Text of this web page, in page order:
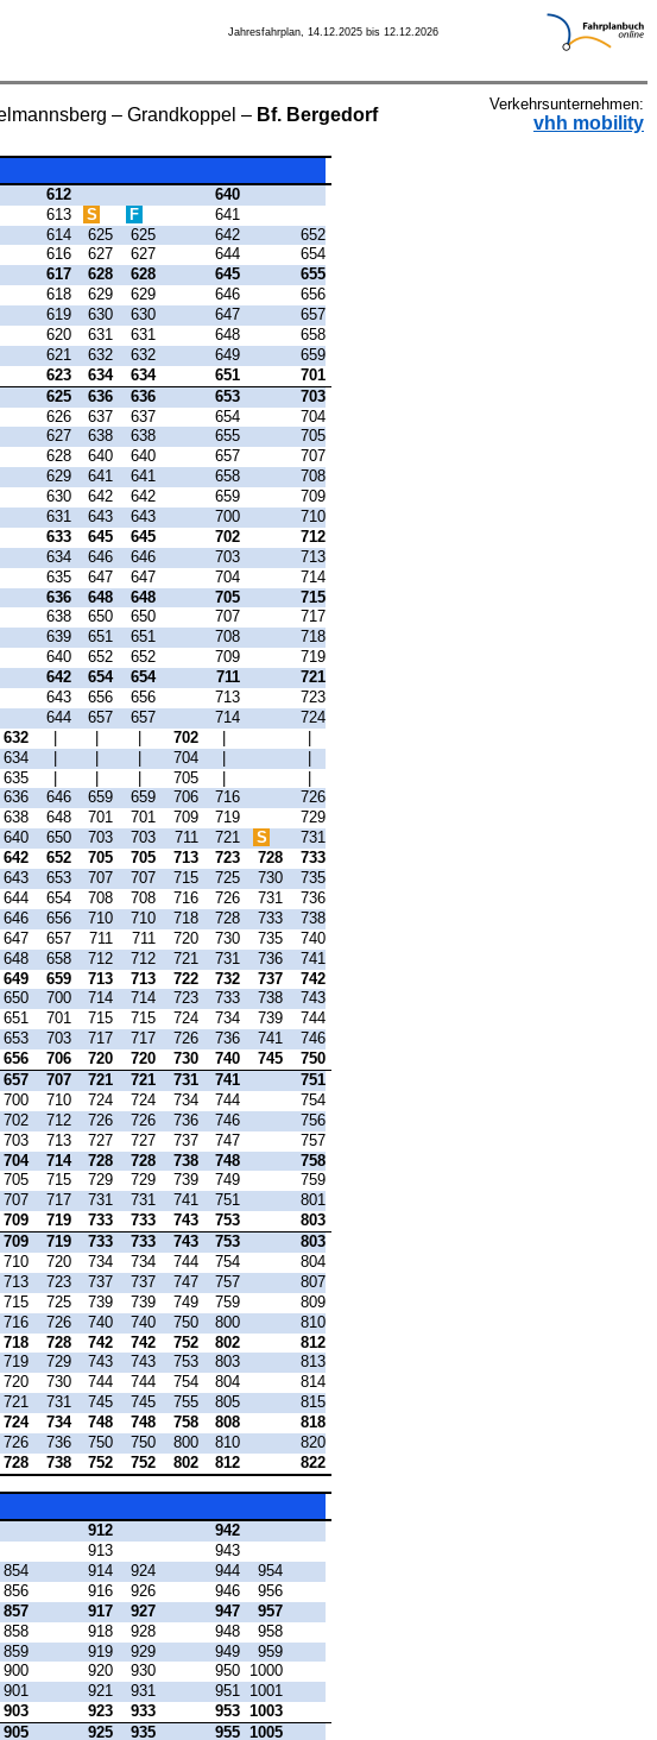
Jahresfahrplan, 14.12.2025 bis 12.12.2026
– Grandkoppel – Bf. Bergedorf
Verkehrsunternehmen:
vhh mobility
612
640
613 S F
641
614 625 625 642
652
616 627 627 644
654
617 628 628 645
655
618 629 629 646
656
619 630 630 647
657
620 631 631 648
658
621 632 632 649
659
623 634 634 651
701
625 636 636 653
703
626 637 637 654
704
627 638 638 655
705
628 640 640 657
707
629 641 641 658
708
630 642 642 659
709
631 643 643 700
710
633 645 645 702
712
634 646 646 703
713
635 647 647 704
714
636 648 648 705
715
638 650 650 707
717
639 651 651 708
718
640 652 652 709
719
642 654 654 711
721
643 656 656 713
723
644 657 657 714
724
632 702
634 | | | 704 |
|
635 | | | 705 |
|
636 646 659 659 706 716
726
638 648 701 701 709 719
729
640 650 703 703 711 721 S
731
642 652 705 705 713 723 728
733
643 653 707 707 715 725 730
735
644 654 708 708 716 726 731
736
646 656 710 710 718 728 733
738
647 657 711 711 720 730 735
740
648 658 712 712 721 731 736
741
649 659 713 713 722 732 737
742
650 700 714 714 723 733 738
743
651 701 715 715 724 734 739
744
653 703 717 717 726 736 741
746
656 706 720 720 730 740 745
750
657 707 721 721 731 741
751
700 710 724 724 734 744
754
702 712 726 726 736 746
756
703 713 727 727 737 747
757
704 714 728 728 738 748
758
705 715 729 729 739 749
759
707 717 731 731 741 751
801
709 719 733 733 743 753
803
709 719 733 733 743 753
803
710 720 734 734 744 754
804
713 723 737 737 747 757
807
715 725 739 739 749 759
809
716 726 740 740 750 800
810
718 728 742 742 752 802
812
719 729 743 743 753 803
813
720 730 744 744 754 804
814
721 731 745 745 755 805
815
724 734 748 748 758 808
818
726 736 750 750 800 810
820
728 738 752 752 802 812 822
912
942
913
943
854 914 924 944
954
856 916 926 946
956
857 917 927 947
957
858 918 928 948
958
859 919 929 949
959
900 920 930 950 1000
901 921 931 951 1001
903 923 933 953 1003
905 925 935 955 1005